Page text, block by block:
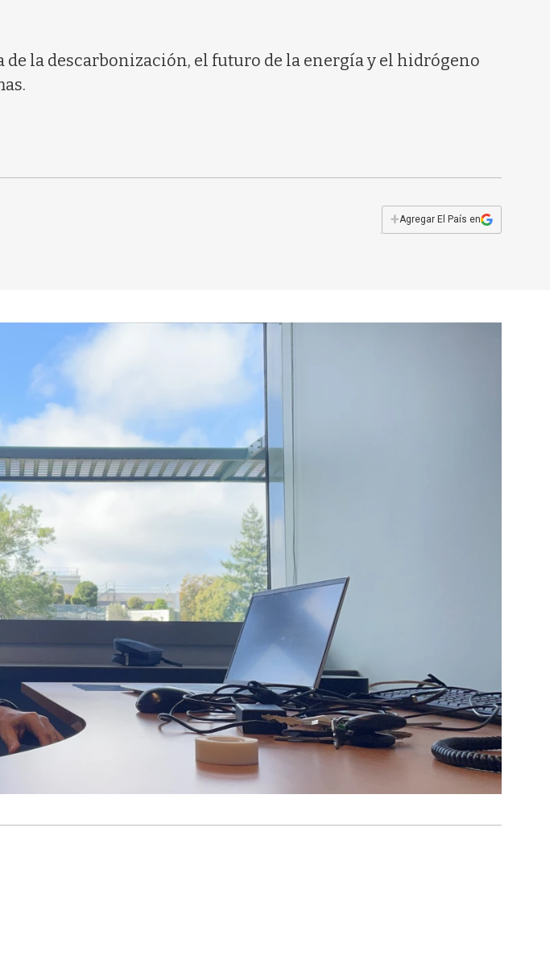
la descarbonización, el futuro de la energía y el hidrógeno
+Agregar El País en